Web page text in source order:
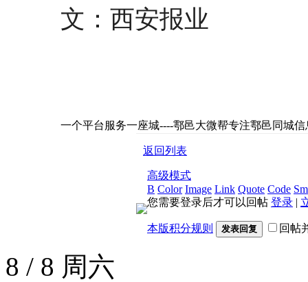
文：西安报业
一个平台服务一座城----鄠邑大微帮专注鄠邑同城
返回列表
高级模式
B Color Image Link Quote Code
您需要登录后才可以回帖 登录 |
本版积分规则 发表回复 回帖
8 / 8 周六